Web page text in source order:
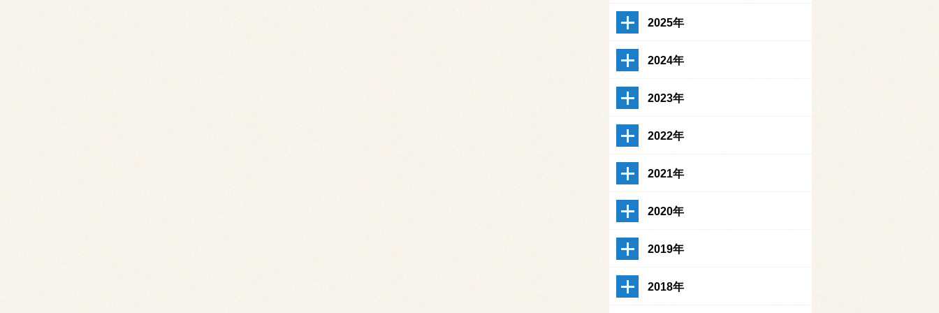
2025年
2024年
2023年
2022年
2021年
2020年
2019年
2018年